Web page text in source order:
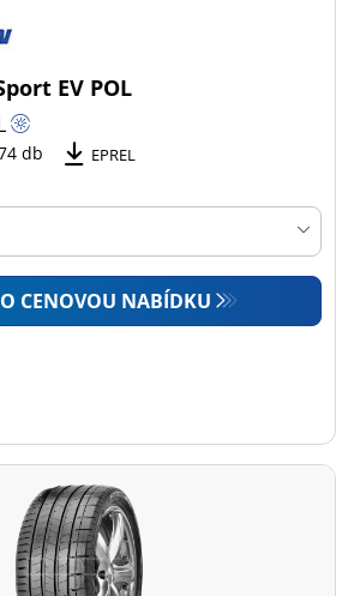
EV POL
db EPREL
CENOVOU NABÍDKU